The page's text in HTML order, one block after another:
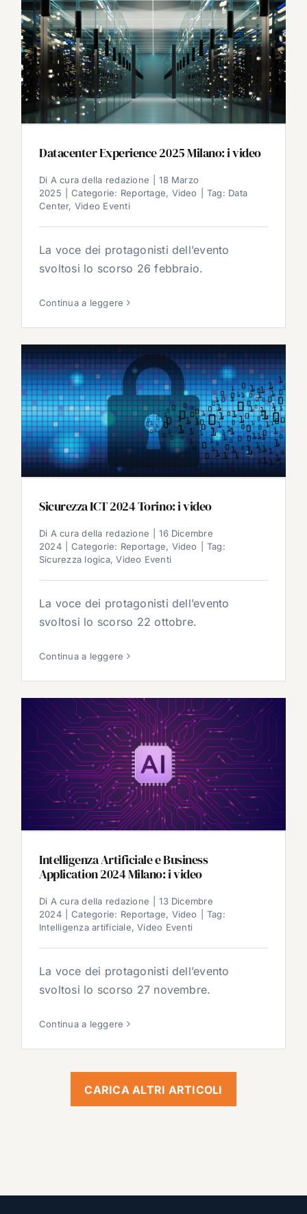
Datacenter Experience 2025 Milano: i video
Di A cura della redazione
18 Marzo
2025
Categorie: Reportage, Video Tag: Data
Center, Video Eventi
La voce dei protagonisti dell’evento
svoltosi lo scorso 26 febbraio.
Continua a leggere
Sicurezza ICT 2024 Torino: i video
Di A cura della redazione
16 Dicembre
2024
Categorie: Reportage, Video
Tag:
Sicurezza logica,Video Eventi
La voce dei protagonisti dell’evento
svoltosi lo scorso 22 ottobre.
Continua a leggere
Intelligenza Artificiale e Business
Application 2024 Milano: i video
Di A cura della redazione
13 Dicembre
2024
Categorie: Reportage, Video
Tag:
Intelligenza artificiale,Video Eventi
La voce dei protagonisti dell’evento
svoltosi lo scorso 27 novembre.
Continua a leggere
CARICA ALTRI ARTICOLI